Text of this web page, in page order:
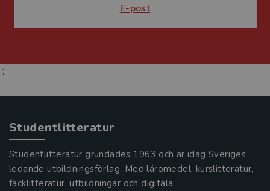
E-post
;
Studentlitteratur
Studentlitteratur grundades 1963 och är idag Sveriges
ledande utbildningsförlag. Med läromedel, kurslitteratur,
facklitteratur, utbildningar och digitala